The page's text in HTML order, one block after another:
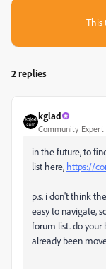
This
2 replies
kglad
Community Expert
in the future, to
list here, https://
p.s. i don't think
easy to navigate,
forum list. do your
already been